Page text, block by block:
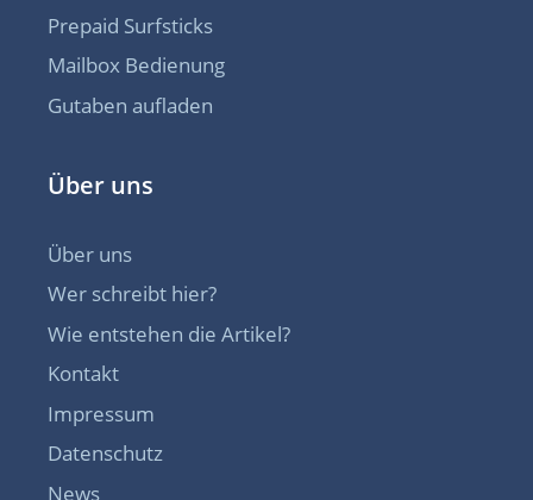
Prepaid Surfsticks
Mailbox Bedienung
Gutaben aufladen
Über uns
Über uns
Wer schreibt hier?
Wie entstehen die Artikel?
Kontakt
Impressum
Datenschutz
News